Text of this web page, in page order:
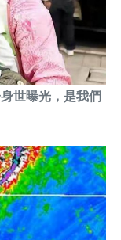
世曝光，是我們